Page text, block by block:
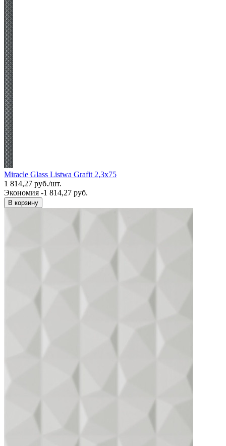
Miracle Glass Listwa Grafit 2,3x75
1 814,27 руб./шт.
Экономия -1 814,27 руб.
В корзину